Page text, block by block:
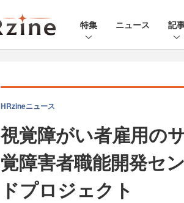
特集 ニュース 記
HRzineニュース
視覚障がい者雇用の
覚障害者職能開発セ
ドプロジェクト